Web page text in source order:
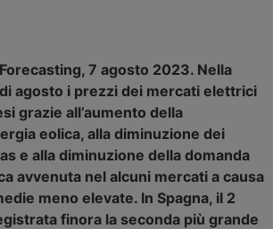
7 agosto 2023. Nella
agosto i prezzi dei mercati elettrici
grazie all’aumento della
eolica, alla diminuzione dei
e alla diminuzione della domanda
avvenuta nel alcuni mercati a causa
meno elevate. In Spagna, il 2
finora la seconda più grande